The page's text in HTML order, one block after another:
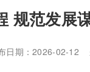
规范发
日期：2026-02-12